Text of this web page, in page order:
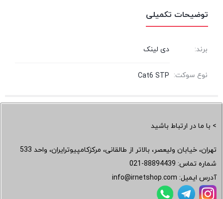
توضیحات تکمیلی
برند: دی لینک
نوع سوکت: Cat6 STP
> با ما در ارتباط باشید
تهران، خیابان ولیعصر، بالاتر از طالقانی، مرکزکامپیوترایران، واحد 533
شماره تماس: 021-88894439
آدرس ایمیل: info@irnetshop.com